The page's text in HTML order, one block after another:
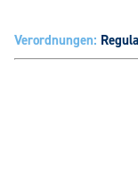
Verordnungen: